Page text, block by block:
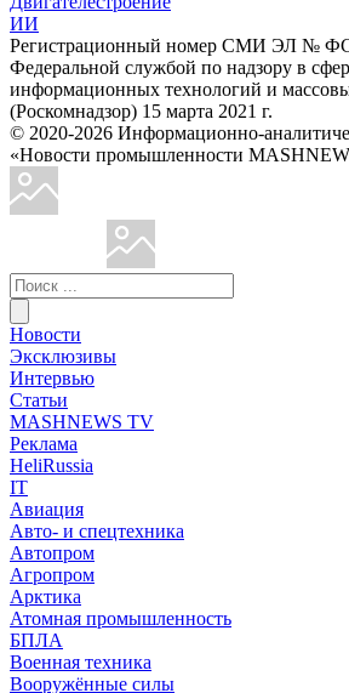
ИИ
Регистрационный номер СМИ ЭЛ № ФС
Федеральной службой по надзору в
информационных технологий и
(Роскомнадзор) 15 марта 2021 г.
© 2020-2026 Информационно-
«Новости промышленности
Новости
Эксклюзивы
Интервью
Статьи
MASHNEWS TV
Реклама
HeliRussia
IT
Авиация
Авто- и спецтехника
Автопром
Агропром
Арктика
Атомная промышленность
БПЛА
Военная техника
Вооружённые силы